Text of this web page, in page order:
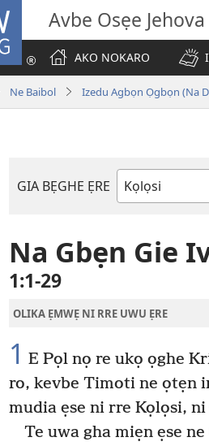
Avbe Osẹe Jehova
AKO NOKARO
Ne Baibol Izedu Agbọn Ọgbọn (Na
GIA BẸGHE ẸRE
Ebe
Na Gbẹn Gie
1:1-29
OLIKA ẸMWẸ NI RRE UWU ẸRE
1 E Pọl nọ re ukọ ọghe
ro, kevbe Timoti ne ọtẹn
mudia ẹse ni rre Kọlọsi,
Te uwa gha miẹn ẹse